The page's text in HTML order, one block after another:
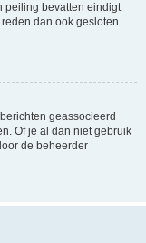
peiling bevatten eindigt
dan ook gesloten
geassocieerd
Of je al dan niet gebruik
de beheerder